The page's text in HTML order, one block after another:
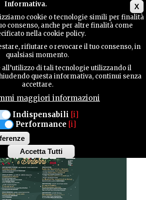
X
Informativa.
cookie o tecnologie simili per finalità
consenso, anche per altre finalità come
nella cookie policy.
rifiutare o revocare il tuo consenso, in
qualsiasi momento.
all’utilizzo di tali tecnologie utilizzando il
questa informativa, continui senza
accettare.
maggiori informazioni
Indispensabili [i]
Performance [i]
Accetta Tutti
Withdraw
AL 5 GENNAIO
E DINTORNI